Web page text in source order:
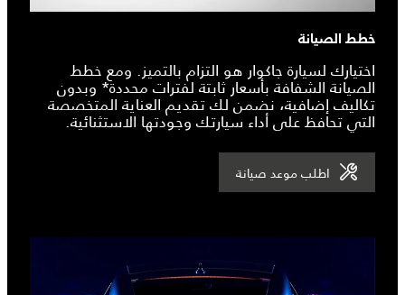
خطط الصيانة
اختيارك لسيارة جاكوار هو التزام بالتميز. ومع خطط
الصيانة الشفافة بأسعار ثابتة لفترات محددة* وبدون
تكاليف إضافية، نضمن لك تقديم العناية المتخصصة
التي تحافظ على أداء سيارتك وجودتها الاستثنائية.
اطلب موعد صيانة